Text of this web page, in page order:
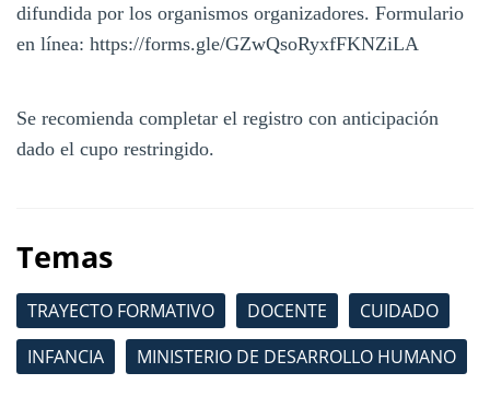
difundida por los organismos organizadores. Formulario
en línea: https://forms.gle/GZwQsoRyxfFKNZiLA
Se recomienda completar el registro con anticipación
dado el cupo restringido.
Temas
TRAYECTO FORMATIVO DOCENTE
CUIDADO
INFANCIA
MINISTERIO DE DESARROLLO HUMANO